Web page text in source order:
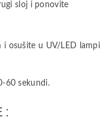
sloj i ponovite
i osušite u UV/LED lampi
60 sekundi.